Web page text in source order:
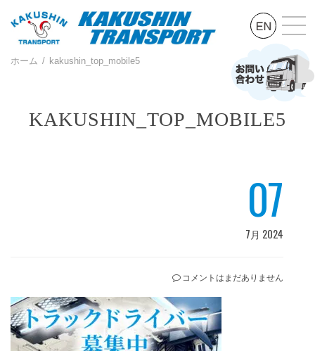
ホーム kakushin_top_mobile5
KAKUSHIN_TOP_MOBILE5
07
7月 2024
コメントはまだありません